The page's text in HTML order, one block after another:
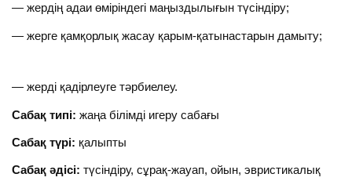
— жердің адаи өміріндегі маңыздылығын түсіндіру;
— жерге қамқорлық жасау қарым-қатынастарын дамыту;
— жерді қадірлеуге тәрбиелеу.
Сабақ типі: жаңа білімді игеру сабағы
Сабақ түрі: қалыпты
Сабақ әдісі: түсіндіру, сұрақ-жауап, ойын, эвристикалық